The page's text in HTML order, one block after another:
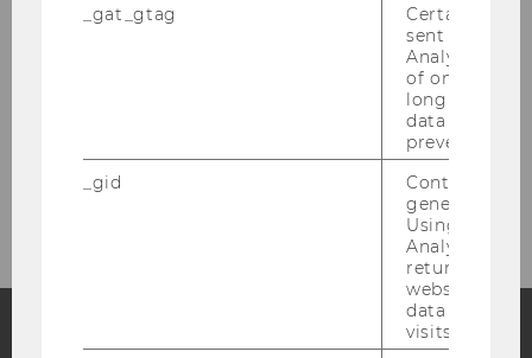
Organizational Slack
_gat_gtag
Certain data
sent to
Analytics a
of once per
long as it is
data
prevented.
_gid
Contains a
generated
Using this
Analytics can
returning
website and
data from
visits.